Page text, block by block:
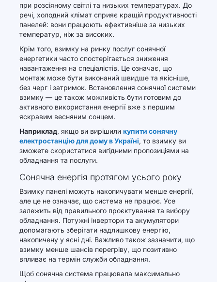
при розсіяному світлі та низьких температурах. До
речі, холодний клімат сприяє кращій продуктивності
панелей: вони працюють ефективніше за низьких
температур, ніж за високих.
Крім того, взимку на ринку послуг сонячної
енергетики часто спостерігається зниження
навантаження на спеціалістів. Це означає, що
монтаж може бути виконаний швидше та якісніше,
без черг і затримок. Встановлення сонячної системи
взимку — це також можливість бути готовим до
активного використання енергії вже з першим
яскравим весняним сонцем.
Наприклад, якщо ви вирішили купити сонячну
електростанцію для дому в Україні, то взимку ви
зможете скористатися вигідними пропозиціями на
обладнання та послуги.
Сонячна енергія протягом усього року
Взимку панелі можуть накопичувати менше енергії,
але це не означає, що система не працює. Усе
залежить від правильного проєктування та вибору
обладнання. Потужні інвертори та акумулятори
допомагають зберігати надлишкову енергію,
накопичену у ясні дні. Важливо також зазначити, що
взимку менше шансів перегріву, що позитивно
впливає на термін служби обладнання.
Щоб сонячна система працювала максимально